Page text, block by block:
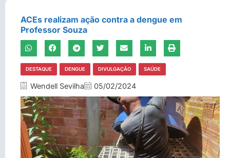
ACEs realizam ação contra a dengue em
Professor Souza
DESTAQUE DENGUE DIVULGAÇÃO SAÚDE
Wendell Sevilha 05/02/2024